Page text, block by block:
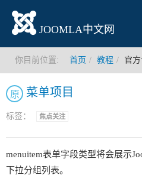
JOOMLA中文网
你目前位置: 首页 教程 官方
菜单项目
原
标签： 焦点关注
menuitem表单字段类型将会展示
下拉分组列表。